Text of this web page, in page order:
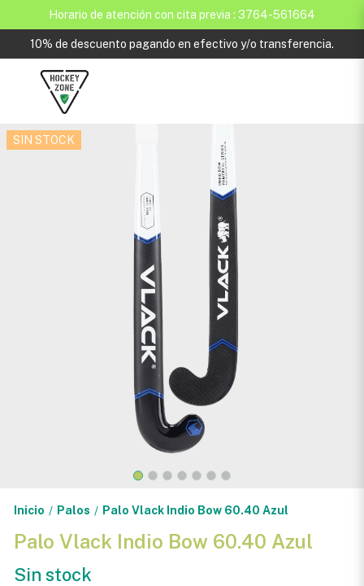
Horario de atención con cita previa : 3764-561664
10% de descuento pagando en efectivo y/o transferencia.
SIN STOCK
Inicio / Palos / Palo Vlack Indio Bow 60.40 Azul
Palo Vlack Indio Bow 60.40 Azul
Sin stock